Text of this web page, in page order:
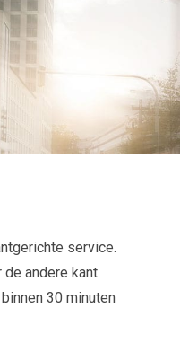
service.
andere kant
30 minuten